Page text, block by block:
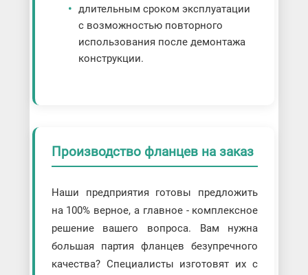
длительным сроком эксплуатации
с возможностью повторного
использования после демонтажа
конструкции.
Производство фланцев на заказ
Наши предприятия готовы предложить
на 100% верное, а главное - комплексное
решение вашего вопроса. Вам нужна
большая партия фланцев безупречного
качества? Специалисты изготовят их с